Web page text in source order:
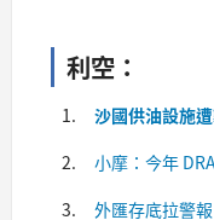
利空：​
沙國供油設施
小摩：今年
外匯存底拉警